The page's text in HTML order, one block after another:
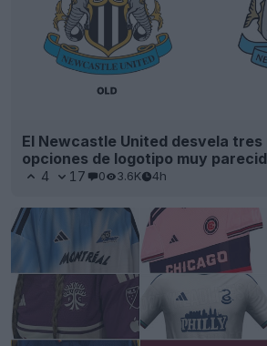
El Newcastle United desvela tres
opciones de logotipo muy
4 17 0 3.6K 4h